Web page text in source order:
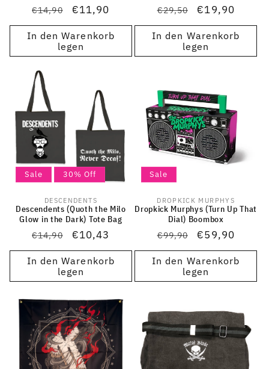
Normaler
Preis
€14,90 Verkaufspreis
€11,90
In den Warenkorb
legen
Normaler
Preis
€29,50 Verkaufspreis
€19,90
In den Warenkorb
legen
Sale 30% Off
Anbieter:
DESCENDENTS
Descendents (Quoth the Milo
Glow in the Dark) Tote Bag
Normaler
Preis
€14,90 Verkaufspreis
€10,43
In den Warenkorb
legen
Sale
Anbieter:
DROPKICK MURPHYS
Dropkick Murphys (Turn Up That
Dial) Boombox
Normaler
Preis
€99,90 Verkaufspreis
€59,90
In den Warenkorb
legen